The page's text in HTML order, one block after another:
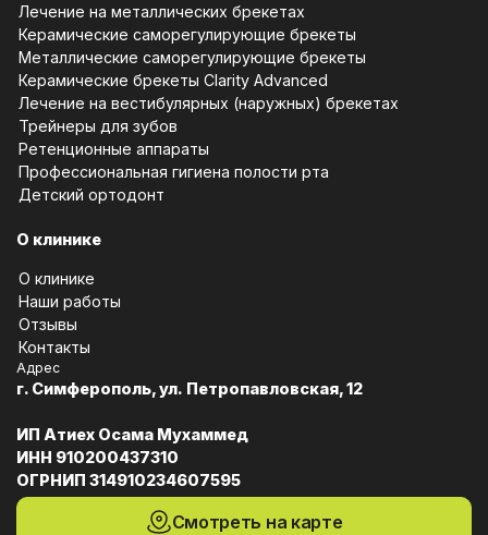
Лечение на металлических брекетах
Керамические саморегулирующие брекеты
Металлические саморегулирующие брекеты
Керамические брекеты Clarity Advanced
Лечение на вестибулярных (наружных) брекетах
Трейнеры для зубов
Ретенционные аппараты
Профессиональная гигиена полости рта
Детский ортодонт
О клинике
О клинике
Наши работы
Отзывы
Контакты
Адрес
г. Симферополь, ул. Петропавловская, 12
ИП Атиех Осама Мухаммед
ИНН 910200437310
ОГРНИП 314910234607595
Смотреть на карте